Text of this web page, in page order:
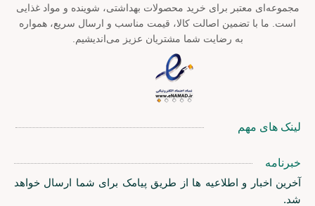
مجموعه‌ای معتبر برای خرید محصولات بهداشتی، شوینده و مواد غذایی
است. ما با تضمین اصالت کالا، قیمت مناسب و ارسال سریع، همواره
به رضایت شما مشتریان عزیز می‌اندیشیم.
لینک های مهم
خبرنامه
آخرین اخبار و اطلاعیه ها از طریق پیامک برای شما ارسال خواهد
شد.